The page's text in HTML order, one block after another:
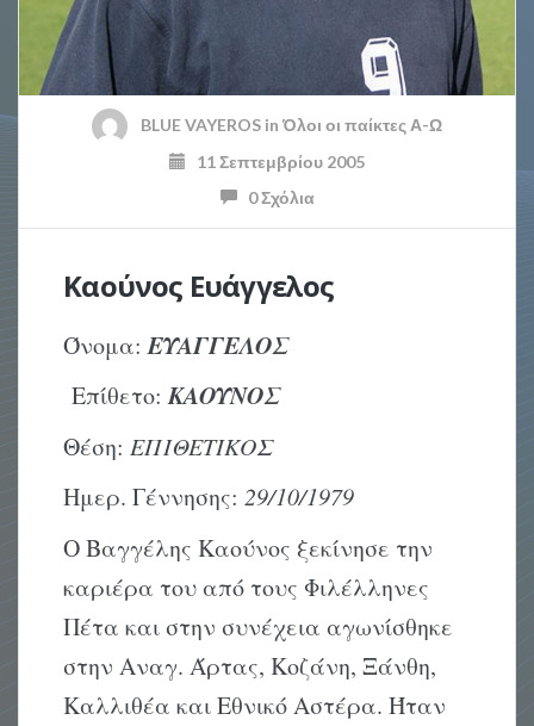
BLUE VAYEROS in Όλοι οι παίκτες Α-Ω
11 Σεπτεμβρίου 2005
0 Σχόλια
Καούνος Ευάγγελος
Όνομα:ΕΥΑΓΓΕΛΟΣ
Επίθετο:ΚΑΟΥΝΟΣ
Θέση:ΕΠΙΘΕΤΙΚΟΣ
Ημερ. Γέννησης:29/10/1979
Ο Βαγγέλης Καούνος ξεκίνησε την
καριέρα του από τους Φιλέλληνες
Πέτα και στην συνέχεια αγωνίσθηκε
στην Αναγ. Άρτας, Κοζάνη, Ξάνθη,
Καλλιθέα και Εθνικό Αστέρα. Ήταν